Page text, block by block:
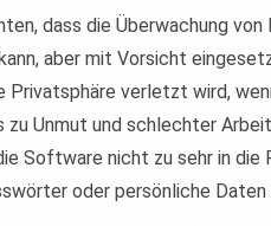
dass die Überwachung
aber mit Vorsicht
Privatsphäre verletzt wird,
zu Unmut und schlechter
Software nicht zu sehr in
oder persönliche